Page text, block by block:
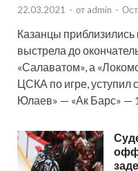
22.03.2021 - от admin -
Казанцы приблизились
выстрела до
«Салаватом», а
ЦСКА по игре, уступил
Юлаев» — «Ак Барс» —
офф